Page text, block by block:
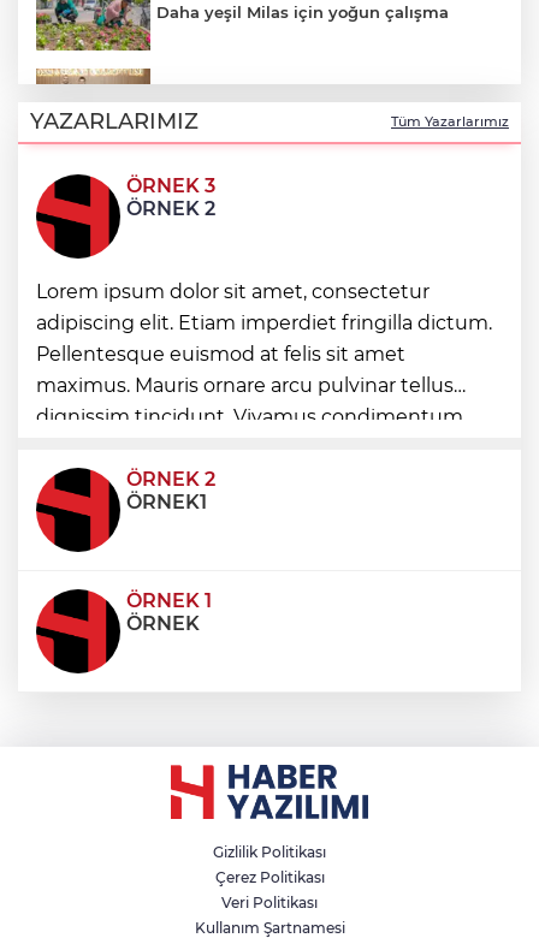
Daha yeşil Milas için yoğun çalışma
Başkan Aydın’la paylaştı
Mardin Kızıltepe Meclis Platformu’ndan
'sanal kumar' alarmı!
Bursa İnegöl'de Alanyurt Yüzme
Havuzu'nda çalışmalar tam gaz
İzmir’in simge yapısı Cihan Palas yeniden
hayat buluyor
YAZARLARIMIZ Tüm Yazarlarımız
ÖRNEK 3
ÖRNEK 2
Lorem ipsum dolor sit amet, consectetur
adipiscing elit. Etiam imperdiet fringilla dictum.
Pellentesque euismod at felis sit amet
maximus. Mauris ornare arcu pulvinar tellus
dignissim tincidunt. Vivamus condimentum
condimentum eros et, faucibus sapien. Praese
ÖRNEK 2
ÖRNEK1
ÖRNEK 1
ÖRNEK
Gizlilik Politikası
Çerez Politikası
Veri Politikası
Kullanım Şartnamesi